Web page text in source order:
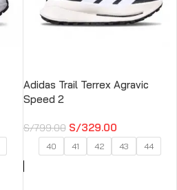
Adidas Trail Terrex Agravic
Speed ​​2
S/799.00 S/329.00
40 41 42 43 44